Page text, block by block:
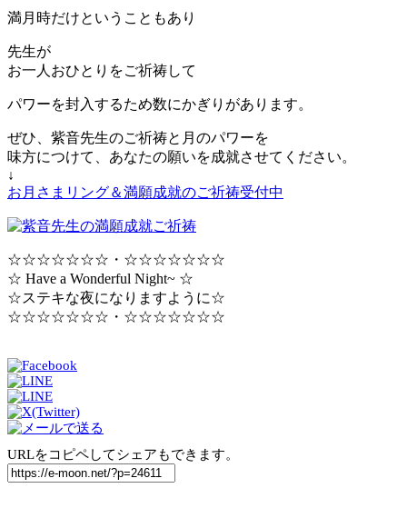
満月時だけということもあり
先生が
お一人おひとりをご祈祷して
パワーを封入するため数にかぎりがあります。
ぜひ、紫音先生のご祈祷と月のパワーを
味方につけて、あなたの願いを成就させてください。
↓
お月さまリング＆満願成就のご祈祷受付中
☆☆☆☆☆☆☆・☆☆☆☆☆☆☆
☆ Have a Wonderful Night~ ☆
☆ステキな夜になりますように☆
☆☆☆☆☆☆☆・☆☆☆☆☆☆☆
URLをコピペしてシェアもできます。